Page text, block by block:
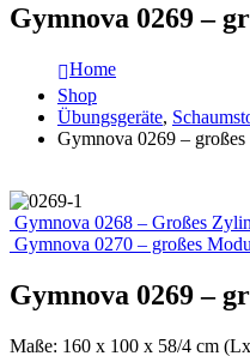
Gymnova 0269 –
Home
Shop
Übungsgeräte,
Gymnova 0269 – großes
Gymnova 0268 – Großes
Gymnova 0270 – großes
Gymnova 0269 –
Maße: 160 x 100 x 58/4 cm